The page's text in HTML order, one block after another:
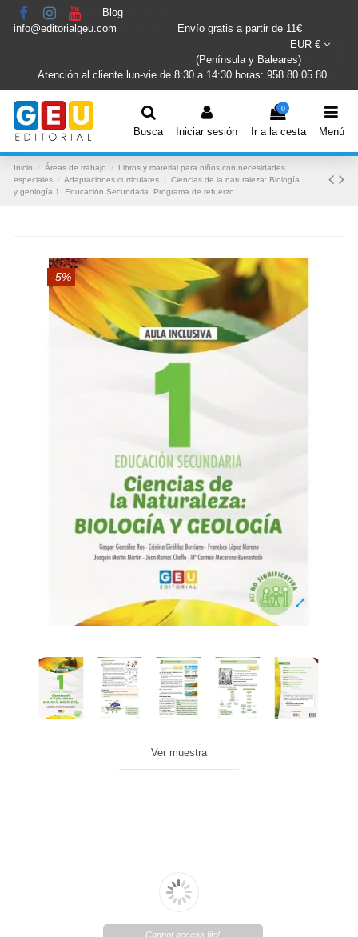
Blog
info@editorialgeu.com
Envío gratis a partir de 11€
EUR €
(Península y Baleares)
Atención al cliente lun-vie de 8:30 a 14:30 horas: 958 80 05 80
Busca Iniciar sesión
0
Ir a la cesta Menú
Inicio Áreas de trabajo
Libros y material para niños con necesidades
especiales
Adaptaciones curriculares
Ciencias de la naturaleza: Biología
y geología 1. Educación Secundaria. Programa de refuerzo
-5%
Ver muestra
Cannot access file!